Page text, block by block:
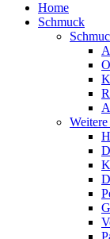
Home
Schmuck